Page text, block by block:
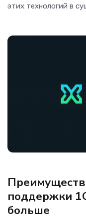
этих технологий в
поддержки
больше